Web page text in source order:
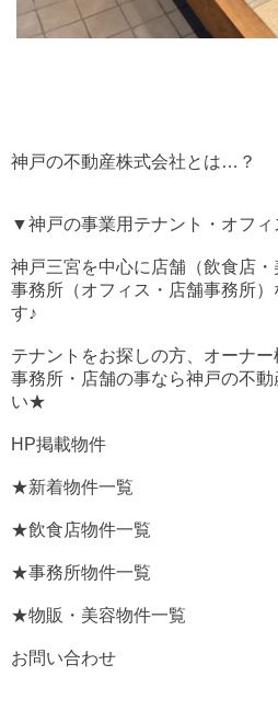
神戸の不動産株式会社とは…？
▼神戸の事業用テナント・オフィ
神戸三宮を中心に店舗（飲食店・
事務所（オフィス・店舗事務所
す♪
テナントをお探しの方、オーナー
事務所・店舗の事なら神戸の不
い★
HP掲載物件
★新着物件一覧
★飲食店物件一覧
★事務所物件一覧
★物販・美容物件一覧
お問い合わせ